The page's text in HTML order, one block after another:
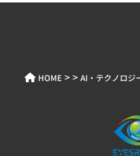
HOME > > ​AI・テクノロジ